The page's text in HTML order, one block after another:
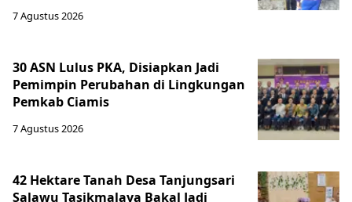
7 Agustus 2026
30 ASN Lulus PKA, Disiapkan Jadi
Pemimpin Perubahan di Lingkungan
Pemkab Ciamis
7 Agustus 2026
42 Hektare Tanah Desa Tanjungsari
Salawu Tasikmalaya Bakal Jadi